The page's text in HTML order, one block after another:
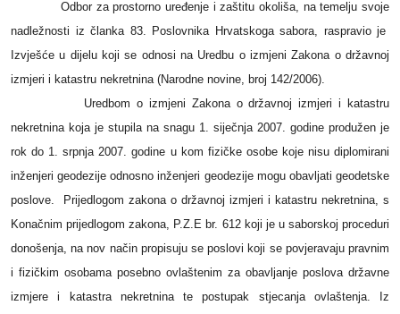
Odbor za prostorno uređenje i zaštitu okoliša, na temelju svoje
nadležnosti iz članka 83. Poslovnika Hrvatskoga sabora, raspravio je
Izvješće u dijelu koji se odnosi na Uredbu o izmjeni Zakona o državnoj
izmjeri i katastru nekretnina (Narodne novine, broj 142/2006).
Uredbom o izmjeni Zakona o državnoj izmjeri i katastru
nekretnina koja je stupila na snagu 1. siječnja 2007. godine produžen je
rok do 1. srpnja 2007. godine u kom fizičke osobe koje nisu diplomirani
inženjeri geodezije odnosno inženjeri geodezije mogu obavljati geodetske
poslove.
Prijedlogom zakona o državnoj izmjeri i katastru nekretnina, s
Konačnim prijedlogom zakona, P.Z.E br. 612 koji je u saborskoj proceduri
donošenja, na nov način propisuju se poslovi koji se povjeravaju pravnim
i fizičkim osobama posebno ovlaštenim za obavljanje poslova državne
izmjere i katastra nekretnina te postupak stjecanja ovlaštenja. Iz